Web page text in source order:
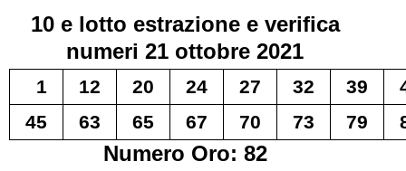
10 e lotto estrazione e verifica
numeri 21 ottobre 2021
1 12 20 24 27 32 39
45
63 65 67 70 73 79
Numero Oro: 82